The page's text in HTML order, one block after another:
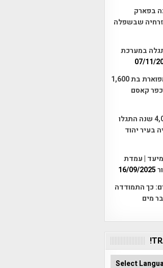
בפארק
זרחיה שבשפלה
במערכת
07/11/
שרידי אחוזה שומרונית מפוארת בת 1,600
קאסם
פתילות קדומות בנות 4,000 שנה התגלו
בעיר יהוד
| עמדת
16/09/2025
כך התמודדה
מים